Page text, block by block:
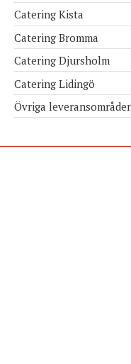
Catering Kista
Catering Bromma
Catering Djursholm
Catering Lidingö
Övriga